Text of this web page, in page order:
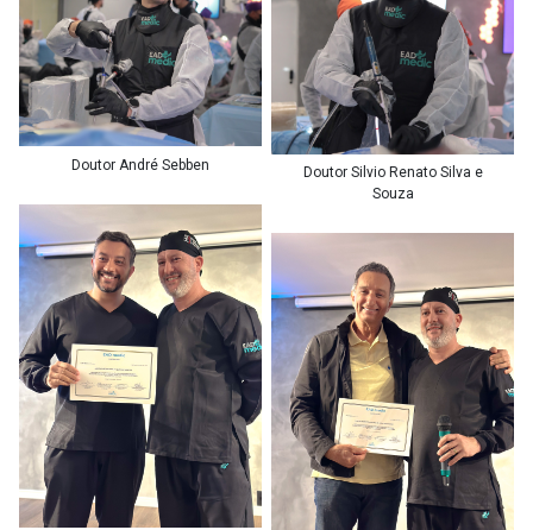
Doutor André Sebben
Doutor Silvio Renato Silva e
Souza